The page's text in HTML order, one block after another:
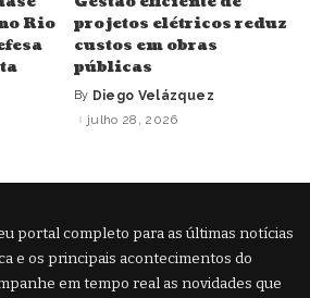
Rio
projetos elétricos reduz
custos em obras
públicas
Posted
by
By Diego Velázquez
julho 28, 2026
portal completo para as últimas notícias
e os principais acontecimentos do
em tempo real as novidades que